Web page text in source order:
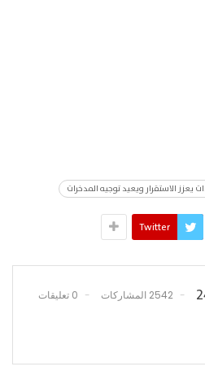
يعزز الاستقرار ويعيد توجيه المدخرات
Twitter
2542 المشاركات 0 تعليقات